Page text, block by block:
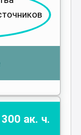
300 ак. ч.